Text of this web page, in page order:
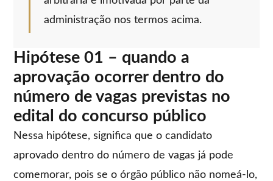
administração nos termos acima.
Hipótese 01 – quando a
aprovação ocorrer dentro do
número de vagas previstas no
edital do concurso público
Nessa hipótese, significa que o candidato
aprovado dentro do número de vagas já pode
comemorar, pois se o órgão público não nomeá-lo,